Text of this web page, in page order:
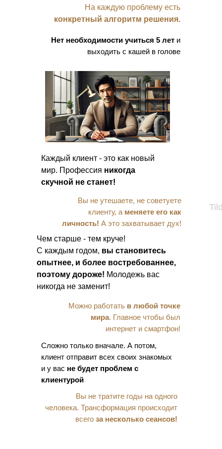
Нет необходимости учиться 5 лет и
выходить с кашей в голове
На каждую проблему есть
конкретный алгоритм решения.
Каждый клиент - это как новый
мир. Профессия никогда
скучной не станет!
Вы не утешаете, не советуете
клиенту, а меняете его как
личность! А это захватывает дух!
Вы не тратите годы на одного
человека. Трансформация происходит
всего за несколько сеансов!
Сложно только вначале. А потом,
клиент отправит всех своих знакомых
и у вас не будет проблем с
клиентурой
Можно работать в любой точке
мира. Главное чтобы был
интернет и смартфон!
Чем старше - тем круче!
С каждым годом, вы становитесь
опытнее, и более востребованнее,
поэтому дороже! Молодежь вас
никогда не заменит!